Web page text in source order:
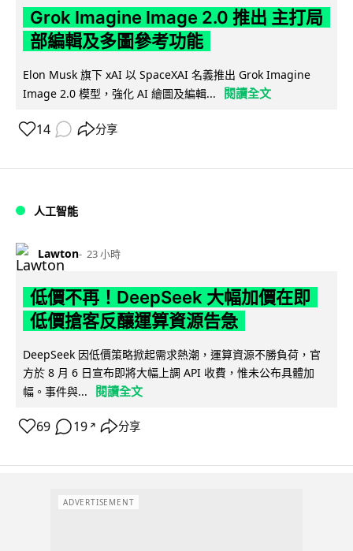
Grok Imagine Image 2.0 推出 主打局
部編輯及多圖參考功能
Elon Musk 旗下 xAI 以 SpaceXAI 名義推出 Grok Imagine
Image 2.0 模型，強化 AI 繪圖及編輯...
閱讀全文
14 分享
人工智能
Lawton 23 小時
低價不再！DeepSeek 大幅加價在即
低價搶客反釀運算資源告急
DeepSeek 因低價策略掀起需求熱潮，運算資源不勝負荷，官
方於 8 月 6 日宣布即將大幅上調 API 收費，惟未公布具體加
幅。事件與...
閱讀全文
69 19 ↗ 分享
ADVERTISEMENT